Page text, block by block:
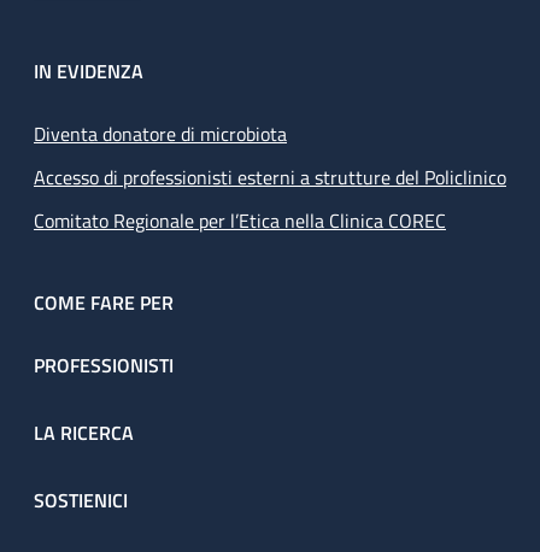
IN EVIDENZA
Diventa donatore di microbiota
Accesso di professionisti esterni a strutture del Policlinico
Comitato Regionale per l’Etica nella Clinica COREC
COME FARE PER
PROFESSIONISTI
LA RICERCA
SOSTIENICI